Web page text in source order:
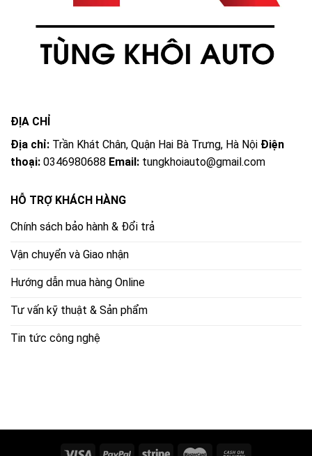
ĐỊA CHỈ
Địa chỉ: Trần Khát Chân, Quận Hai Bà Trưng, Hà Nội Điện
thoại: 0346980688 Email: tungkhoiauto@gmail.com
HỖ TRỢ KHÁCH HÀNG
Chính sách bảo hành & Đổi trả
Vận chuyển và Giao nhận
Hướng dẫn mua hàng Online
Tư vấn kỹ thuật & Sản phẩm
Tin tức công nghệ